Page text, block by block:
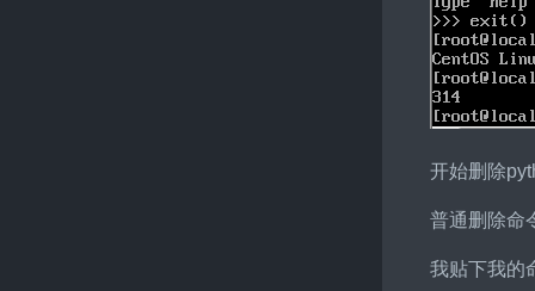
开始删除
普通删除命
我贴下我的